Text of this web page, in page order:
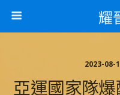
耀
2023-08-
亞運國家隊